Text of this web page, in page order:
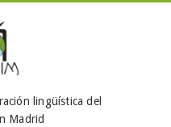
lingüística del
Madrid